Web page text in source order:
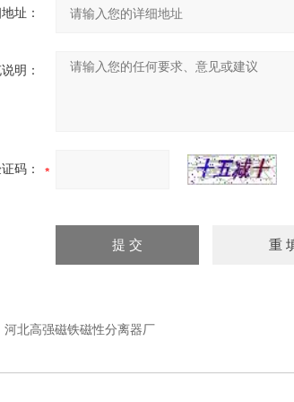
址：
明：
码：
河北高强磁铁磁性分离器厂